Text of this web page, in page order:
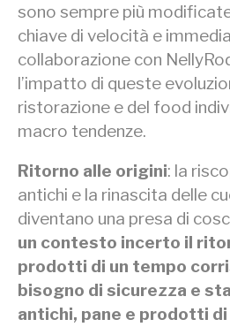
sono sempre più
chiave di velocità e
collaborazione con
l’impatto di queste
ristorazione e del food
macro tendenze.
Ritorno alle origini: la
antichi e la rinascita delle
diventano una presa di
un contesto incerto il
prodotti di un tempo
bisogno di sicurezza e
antichi, pane e prodotti